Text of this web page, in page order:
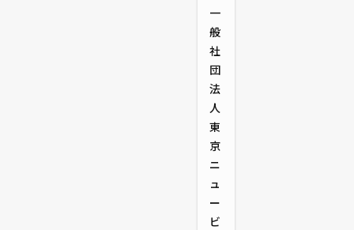
一
般
社
団
法
人
東
京
ニ
ュ
ー
ビ